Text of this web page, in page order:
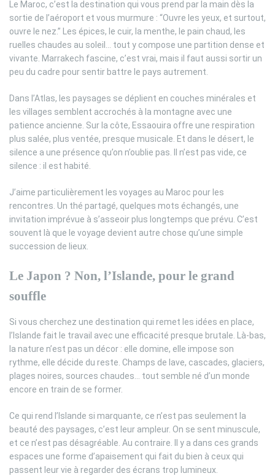
Le Maroc, c’est la destination qui vous prend par la main dès la
sortie de l’aéroport et vous murmure : “Ouvre les yeux, et surtout,
ouvre le nez.” Les épices, le cuir, la menthe, le pain chaud, les
ruelles chaudes au soleil… tout y compose une partition dense et
vivante. Marrakech fascine, c’est vrai, mais il faut aussi sortir un
peu du cadre pour sentir battre le pays autrement.
Dans l’Atlas, les paysages se déplient en couches minérales et
les villages semblent accrochés à la montagne avec une
patience ancienne. Sur la côte, Essaouira offre une respiration
plus salée, plus ventée, presque musicale. Et dans le désert, le
silence a une présence qu’on n’oublie pas. Il n’est pas vide, ce
silence : il est habité.
J’aime particulièrement les voyages au Maroc pour les
rencontres. Un thé partagé, quelques mots échangés, une
invitation imprévue à s’asseoir plus longtemps que prévu. C’est
souvent là que le voyage devient autre chose qu’une simple
succession de lieux.
Le Japon ? Non, l’Islande, pour le grand
souffle
Si vous cherchez une destination qui remet les idées en place,
l’Islande fait le travail avec une efficacité presque brutale. Là-bas,
la nature n’est pas un décor : elle domine, elle impose son
rythme, elle décide du reste. Champs de lave, cascades, glaciers,
plages noires, sources chaudes… tout semble né d’un monde
encore en train de se former.
Ce qui rend l’Islande si marquante, ce n’est pas seulement la
beauté des paysages, c’est leur ampleur. On se sent minuscule,
et ce n’est pas désagréable. Au contraire. Il y a dans ces grands
espaces une forme d’apaisement qui fait du bien à ceux qui
passent leur vie à regarder des écrans trop lumineux.